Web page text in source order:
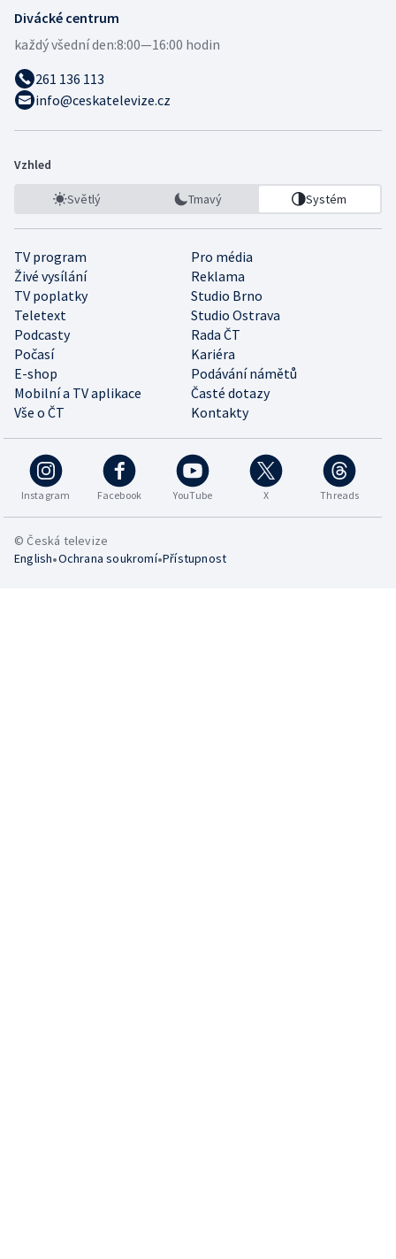
Divácké centrum
každý všední den:8:00—16:00 hodin
261 136 113
info@ceskatelevize.cz
Vzhled
Světlý Tmavý Systém
TV program
Pro média
Živé vysílání
Reklama
TV poplatky
Studio Brno
Teletext
Studio Ostrava
Podcasty
Rada ČT
Počasí
Kariéra
E-shop
Podávání námětů
Mobilní a TV aplikace
Časté dotazy
Vše o ČT
Kontakty
Instagram Facebook YouTube X Threads
© Česká televize
English•Ochrana soukromí•Přístupnost